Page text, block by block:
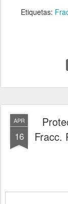
Etiquetas:
APR
16
Fracc.